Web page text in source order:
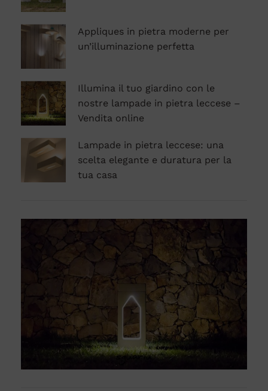
Appliques in pietra moderne per
un’illuminazione perfetta
Illumina il tuo giardino con le
nostre lampade in pietra leccese –
Vendita online
Lampade in pietra leccese: una
scelta elegante e duratura per la
tua casa